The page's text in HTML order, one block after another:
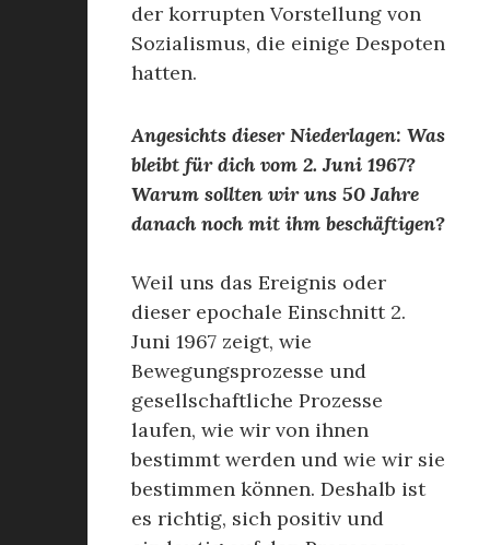
der korrupten Vorstellung von
Sozialismus, die einige Despoten
hatten.
Angesichts dieser Niederlagen: Was
bleibt für dich vom 2. Juni 1967?
Warum sollten wir uns 50 Jahre
danach noch mit ihm beschäftigen?
Weil uns das Ereignis oder
dieser epochale Einschnitt 2.
Juni 1967 zeigt, wie
Bewegungsprozesse und
gesellschaftliche Prozesse
laufen, wie wir von ihnen
bestimmt werden und wie wir sie
bestimmen können. Deshalb ist
es richtig, sich positiv und